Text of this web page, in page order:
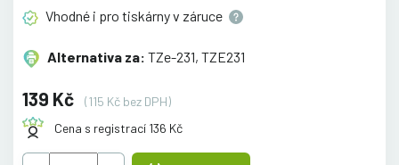
Vhodné i pro tiskárny v záruce
Alternativa za: TZe-231, TZE231
139 Kč
(115 Kč bez DPH)
Cena s registrací 136 Kč